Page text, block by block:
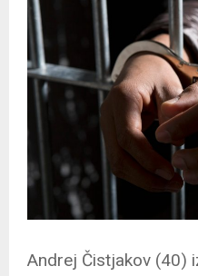
Andrej Čistjakov (40)